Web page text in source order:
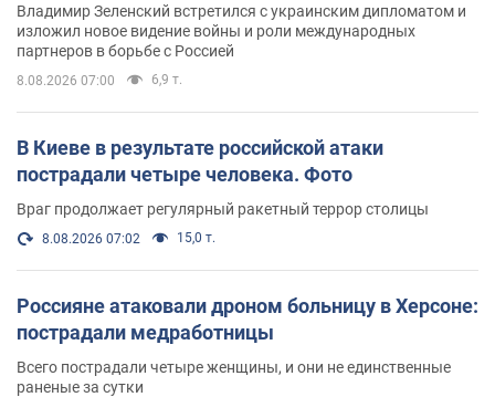
Владимир Зеленский встретился с украинским дипломатом и
изложил новое видение войны и роли международных
партнеров в борьбе с Россией
8.08.2026 07:00 6,9 т.
В Киеве в результате российской атаки
пострадали четыре человека. Фото
Враг продолжает регулярный ракетный террор столицы
8.08.2026 07:02 15,0 т.
Россияне атаковали дроном больницу в Херсоне:
пострадали медработницы
Всего пострадали четыре женщины, и они не единственные
раненые за сутки